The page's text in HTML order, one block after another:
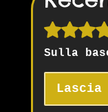
Valutazione
Sulla
Lascia